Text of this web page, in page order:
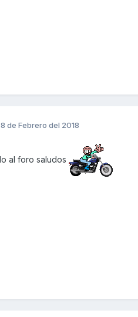
8 de Febrero del 2018
al foro saludos